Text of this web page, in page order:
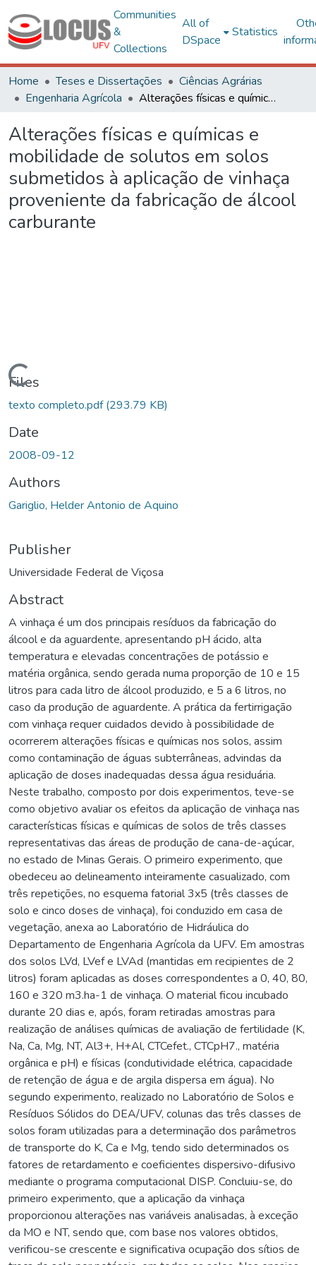
Communities
&
Collections
All of
DSpace
Statistics
Home Teses e Dissertações
Ciências Agrárias
Engenharia Agrícola
Alterações físicas e químicas e mobilidade de solutos em solos submetidos à aplicação de vinhaça proveniente da fabricação de álcool carburante
Alterações físicas e químicas e
mobilidade de solutos em solos
submetidos à aplicação de vinhaça
proveniente da fabricação de álcool
carburante
Files
texto completo.pdf(293.79 KB)
Date
2008-09-12
Authors
Gariglio, Helder Antonio de Aquino
Publisher
Universidade Federal de Viçosa
Abstract
A vinhaça é um dos principais resíduos da fabricação do
álcool e da aguardente, apresentando pH ácido, alta
temperatura e elevadas concentrações de potássio e
matéria orgânica, sendo gerada numa proporção de 10 e 15
litros para cada litro de álcool produzido, e 5 a 6 litros, no
caso da produção de aguardente. A prática da fertirrigação
com vinhaça requer cuidados devido à possibilidade de
ocorrerem alterações físicas e químicas nos solos, assim
como contaminação de águas subterrâneas, advindas da
aplicação de doses inadequadas dessa água residuária.
Neste trabalho, composto por dois experimentos, teve-se
como objetivo avaliar os efeitos da aplicação de vinhaça nas
características físicas e químicas de solos de três classes
representativas das áreas de produção de cana-de-açúcar,
no estado de Minas Gerais. O primeiro experimento, que
obedeceu ao delineamento inteiramente casualizado, com
três repetições, no esquema fatorial 3x5 (três classes de
solo e cinco doses de vinhaça), foi conduzido em casa de
vegetação, anexa ao Laboratório de Hidráulica do
Departamento de Engenharia Agrícola da UFV. Em amostras
dos solos LVd, LVef e LVAd (mantidas em recipientes de 2
litros) foram aplicadas as doses correspondentes a 0, 40, 80,
160 e 320 m3.ha-1 de vinhaça. O material ficou incubado
durante 20 dias e, após, foram retiradas amostras para
realização de análises químicas de avaliação de fertilidade (K,
Na, Ca, Mg, NT, Al3+, H+Al, CTCefet., CTCpH7., matéria
orgânica e pH) e físicas (condutividade elétrica, capacidade
de retenção de água e de argila dispersa em água). No
segundo experimento, realizado no Laboratório de Solos e
Resíduos Sólidos do DEA/UFV, colunas das três classes de
solos foram utilizadas para a determinação dos parâmetros
de transporte do K, Ca e Mg, tendo sido determinados os
fatores de retardamento e coeficientes dispersivo-difusivo
mediante o programa computacional DISP. Concluiu-se, do
primeiro experimento, que a aplicação da vinhaça
proporcionou alterações nas variáveis analisadas, à exceção
da MO e NT, sendo que, com base nos valores obtidos,
verificou-se crescente e significativa ocupação dos sítios de